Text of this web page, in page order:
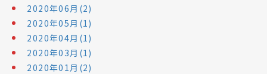
2020年06月(2)
2020年05月(1)
2020年04月(1)
2020年03月(1)
2020年01月(2)